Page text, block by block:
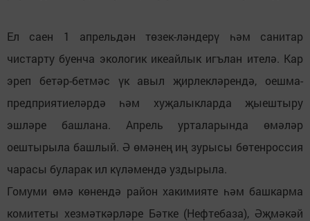
Ел саен 1 апрельдән төзек-ләндерү һәм санитар
чистарту буенча экологик икеайлык игълан ителә. Кар
эреп бетәр-бетмәс үк авыл җирлекләрендә, оешма-
предприятиеләрдә һәм хуҗалыкларда җыештыру
эшләре башлана. Апрель урталарында өмәләр
оештырыла башлый. Ә өмәнең иң зурысы бөтенроссия
чарасы буларак ил күләмендә уздырыла.
Гомуми өмә көнендә район хакимияте һәм башкарма
комитеты хезмәткәрләре Бәтке (Нефтебаза), Әҗмәкәй